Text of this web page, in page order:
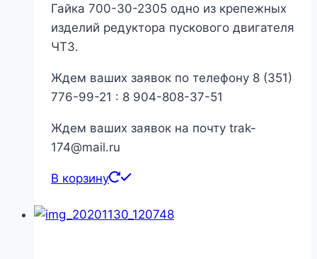
Гайка 700-30-2305 одно из крепежных
изделий редуктора пускового двигателя
ЧТЗ.
Ждем ваших заявок по телефону 8 (351)
776-99-21 : 8 904-808-37-51
Ждем ваших заявок на почту trak-
174@mail.ru
В корзину